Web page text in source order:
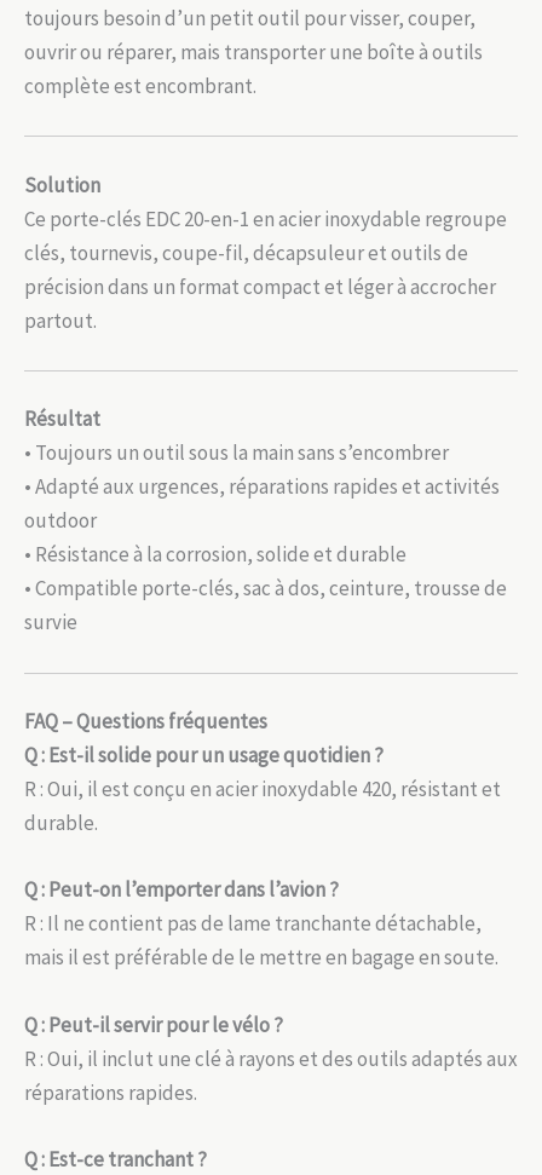
toujours besoin d’un petit outil pour visser, couper,
ouvrir ou réparer, mais transporter une boîte à outils
complète est encombrant.
Solution
Ce porte-clés EDC 20-en-1 en acier inoxydable regroupe
clés, tournevis, coupe-fil, décapsuleur et outils de
précision dans un format compact et léger à accrocher
partout.
Résultat
• Toujours un outil sous la main sans s’encombrer
• Adapté aux urgences, réparations rapides et activités
outdoor
• Résistance à la corrosion, solide et durable
• Compatible porte-clés, sac à dos, ceinture, trousse de
survie
FAQ – Questions fréquentes
Q : Est-il solide pour un usage quotidien ?
R : Oui, il est conçu en acier inoxydable 420, résistant et
durable.
Q : Peut-on l’emporter dans l’avion ?
R : Il ne contient pas de lame tranchante détachable,
mais il est préférable de le mettre en bagage en soute.
Q : Peut-il servir pour le vélo ?
R : Oui, il inclut une clé à rayons et des outils adaptés aux
réparations rapides.
Q : Est-ce tranchant ?